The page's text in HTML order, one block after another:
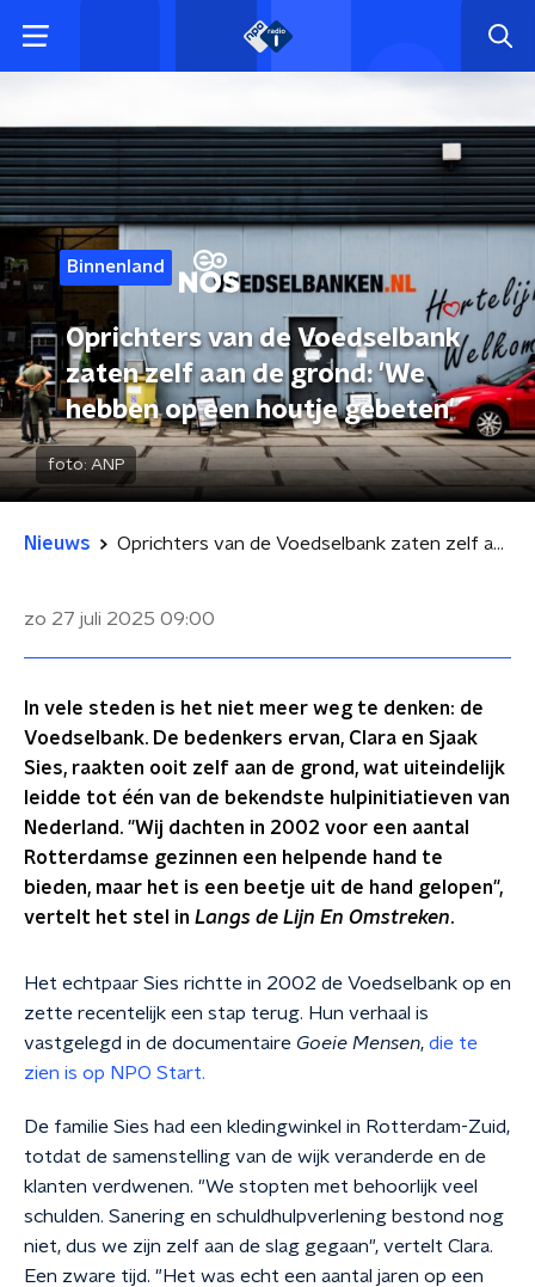
Binnenland
Oprichters van de Voedselbank
zaten zelf aan de grond: 'We
hebben op een houtje gebeten'
foto: ANP
Nieuws Oprichters van de Voedselbank zaten zelf aan de grond: 'We hebben op een houtje gebeten'
zo 27 juli 2025 09:00
In vele steden is het niet meer weg te denken: de
Voedselbank. De bedenkers ervan, Clara en Sjaak
Sies, raakten ooit zelf aan de grond, wat uiteindelijk
leidde tot één van de bekendste hulpinitiatieven van
Nederland. "Wij dachten in 2002 voor een aantal
Rotterdamse gezinnen een helpende hand te
bieden, maar het is een beetje uit de hand gelopen",
vertelt het stel in Langs de Lijn En Omstreken.
Het echtpaar Sies richtte in 2002 de Voedselbank op en
zette recentelijk een stap terug. Hun verhaal is
vastgelegd in de documentaire Goeie Mensen, die te
zien is op NPO Start.
De familie Sies had een kledingwinkel in Rotterdam-Zuid,
totdat de samenstelling van de wijk veranderde en de
klanten verdwenen. "We stopten met behoorlijk veel
schulden. Sanering en schuldhulpverlening bestond nog
niet, dus we zijn zelf aan de slag gegaan", vertelt Clara.
Een zware tijd. "Het was echt een aantal jaren op een